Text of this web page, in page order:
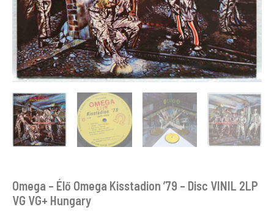
Omega – Élő Omega Kisstadion ’79 – Disc VINIL 2LP
VG VG+ Hungary